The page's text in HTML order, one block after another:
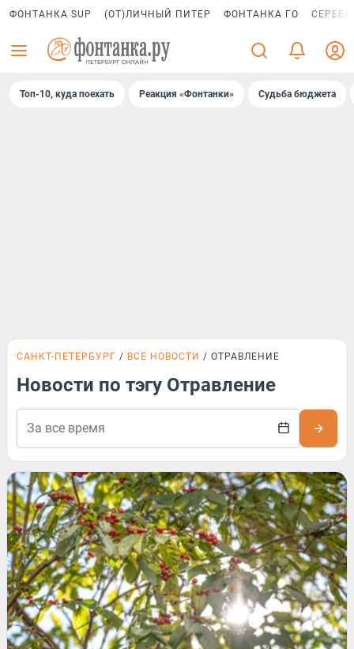
ФОНТАНКА SUP (ОТ)ЛИЧНЫЙ ПИТЕР ФОНТАНКА ГО
Топ-10, куда поехать Реакция «Фонтанки» Судьба бюджета
САНКТ-ПЕТЕРБУРГ ВСЕ НОВОСТИ ОТРАВЛЕНИЕ
Новости по тэгу Отравление